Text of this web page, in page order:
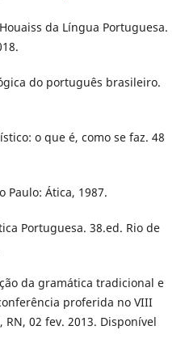
da Língua Portuguesa.
do português brasileiro.
o que é, como se faz. 48
Paulo: Ática, 1987.
Portuguesa. 38.ed. Rio de
da gramática tradicional e
proferida no VIII
RN, 02 fev. 2013. Disponível